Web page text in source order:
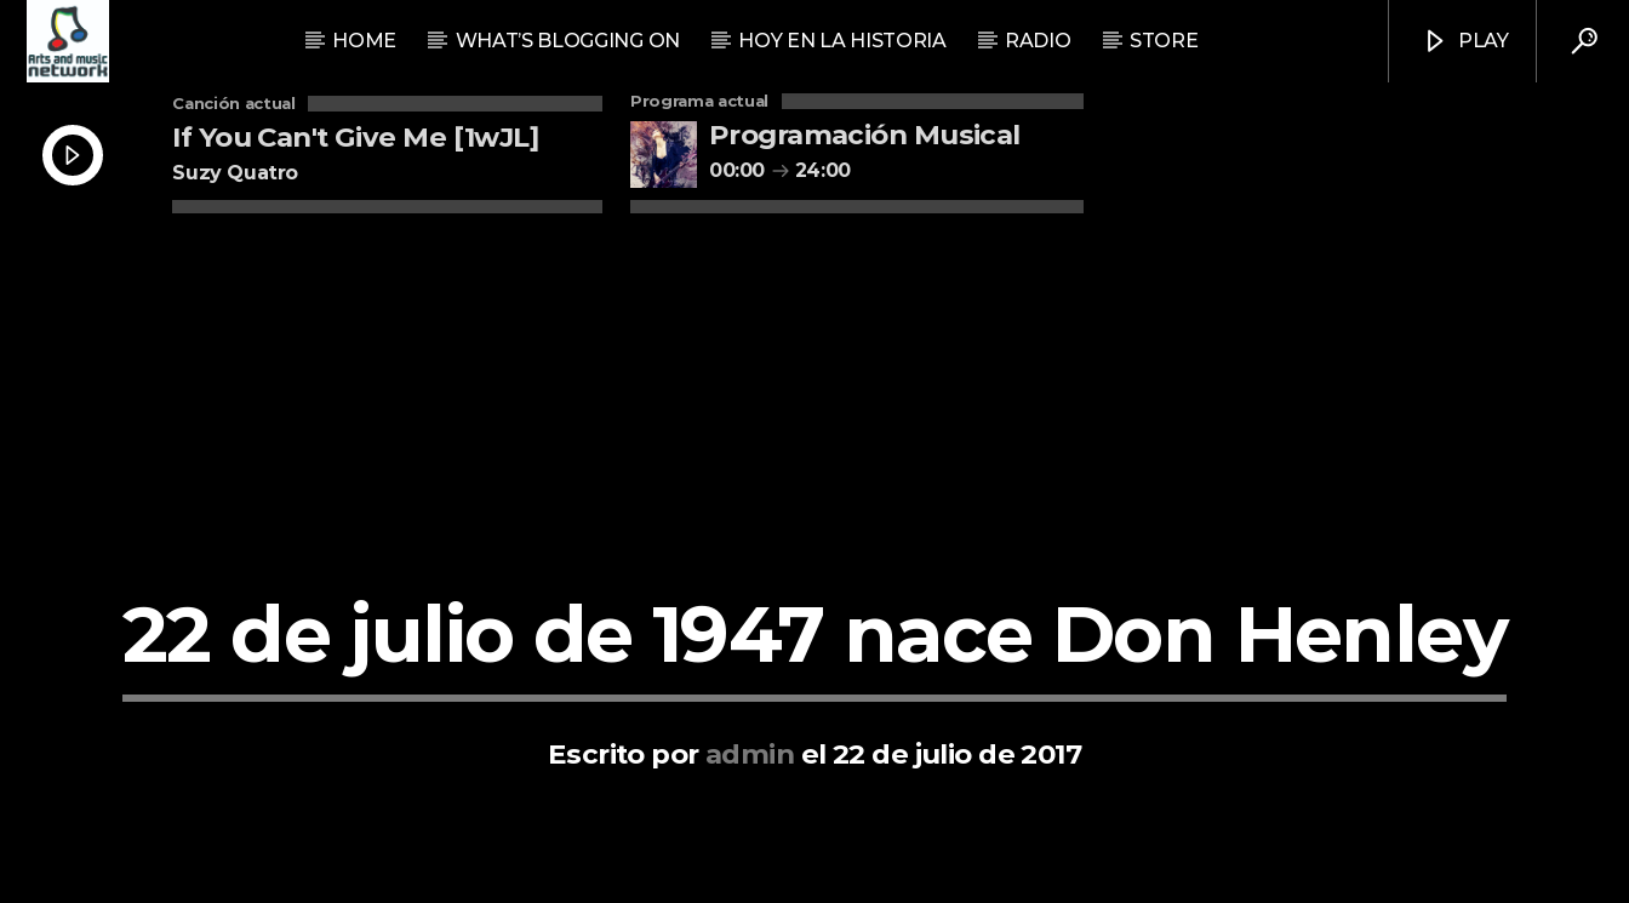
HOME WHAT’S BLOGGING ON HOY EN LA HISTORIA RADIO STORE PLAY
Canción actual
If You Can't Give Me [1wJL]
Suzy Quatro
Programa actual
Programación Musical
00:00 24:00
22 de julio de 1947 nace Don Henley
Escrito por admin el 22 de julio de 2017